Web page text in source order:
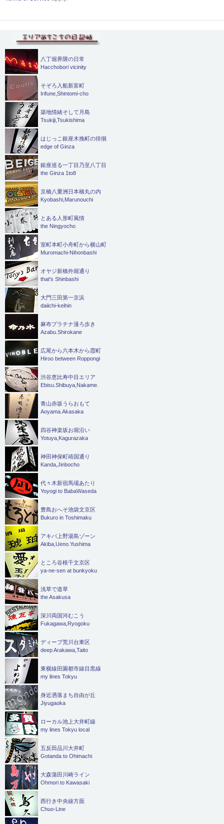
八丁堀界隈の日常
Hacchobori vicinity
そぞろ入船新富町
Irifune,Shintomi-cho
築地情緒そして月島
Tsukiji,Tsukishima
はじっこ銀座木挽町の徘徊
edge of Ginza
銀座巡る一丁目乃至八丁目
the Ginza 1to8
京橋八重洲日本橋丸の内
Kyobashi,Marunouchi
とある人形町風情
the Ningyocho
室町本町小舟町から横山町
Muromachi-Nihonbashi
オヤジ新橋外堀通り
that's Shinbashi
大門三田第一京浜
daiichi-keihin
麻布プラチナ漫ろ歩き
Azabu.Shirokane
広尾から六本木から霞町
Hiroo between Roppongi
渋谷恵比寿中目エリア
Ebisu.Shibuya,Nakame.
青山赤坂うらおもて
Aoyama.Akasaka
四谷神楽坂お堀沿い
Yotuya,Kagurazaka
神田神保町靖国通り
Kanda,Jinbocho
代々木新宿馬場あたり
Yoyogi to BabaWaseda
豊島おへそ池袋文京区
Bukuro in Toshimaku
アキバ上野湯島ゾーン
Akiba,Ueno.Yushima
ところ谷根千文京区
ya-ne-sen at bunkyoku
浅草で道草
the Asakusa
深川両国河むこう
Fukagawa,Ryogoku
ディープ荒川台東区
deep Arakawa,Taito
東横線田園都市線目黒線
my lines Tokyu
身近洒落まち自由が丘
Jiyugaoka
ローカル池上大井町線
my lines Tokyu local
五反田品川大井町
Gotanda to Ohimachi
大森蒲田川崎ライン
Ohmori to Kawasaki
西行き中央線方面
Chuo-Line